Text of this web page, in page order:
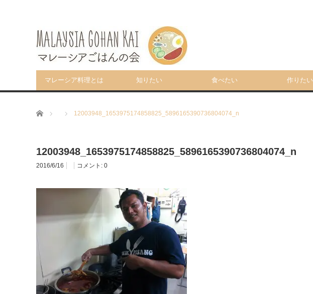
マレーシア料理とは 知りたい 食べたい 作りたい
ホーム 12003948_1653975174858825_5896165390736804074_n
12003948_1653975174858825_5896165390736804074_n
2016/6/16 コメント: 0